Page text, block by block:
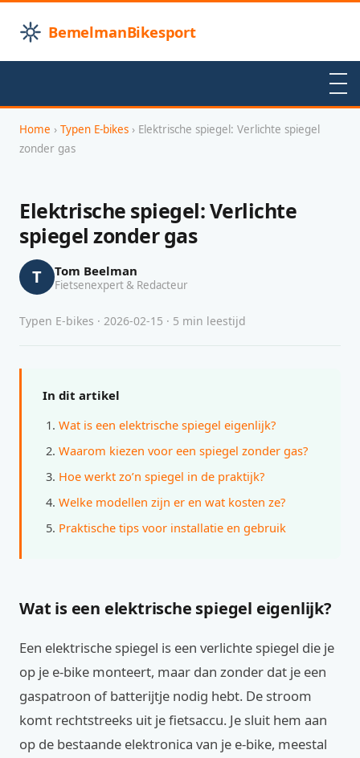
BemelmanBikesport
Home › Typen E-bikes › Elektrische spiegel: Verlichte spiegel
zonder gas
Elektrische spiegel: Verlichte
spiegel zonder gas
T Tom Beelman
Fietsenexpert & Redacteur
Typen E-bikes · 2026-02-15 · 5 min leestijd
In dit artikel
Wat is een elektrische spiegel eigenlijk?
Waarom kiezen voor een spiegel zonder gas?
Hoe werkt zo’n spiegel in de praktijk?
Welke modellen zijn er en wat kosten ze?
Praktische tips voor installatie en gebruik
Wat is een elektrische spiegel eigenlijk?
Een elektrische spiegel is een verlichte spiegel die je
op je e-bike monteert, maar dan zonder dat je een
gaspatroon of batterijtje nodig hebt. De stroom
komt rechtstreeks uit je fietsaccu. Je sluit hem aan
op de bestaande elektronica van je e-bike, meestal